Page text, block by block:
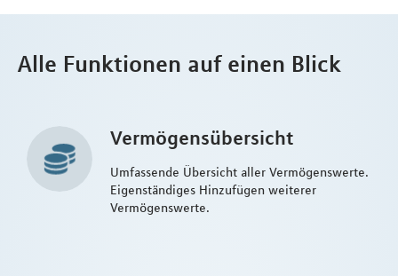
Alle Funktionen auf einen Blick
Vermögensübersicht
Umfassende Übersicht aller Vermögenswerte.
Eigenständiges Hinzufügen weiterer
Vermögenswerte.